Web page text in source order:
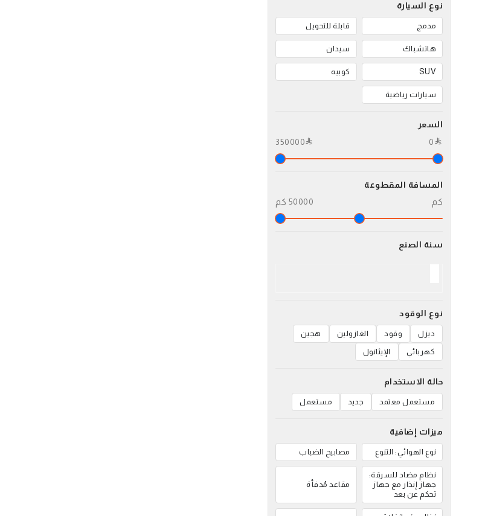
نوع السيارة
مدمج قابلة للتحويل
هاتشباك سيدان
SUV كوبيه
سيارات رياضية
السعر
0
350000
المسافة المقطوعة
كم
50000 كم
سنة الصنع
نوع الوقود
ديزل وقود الغازولين
هجين
كهربائي
الإيثانول
حالة الاستخدام
مستعمل معتمد جديد مستعمل
ميزات إضافية
نوع الهوائي: التنوع مصابيح الضباب
نظام مضاد للسرقة:
جهاز إنذار مع جهاز
تحكم عن بعد
مقاعد مُدفأة